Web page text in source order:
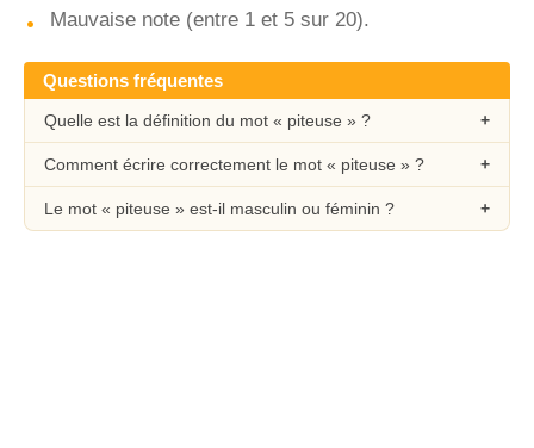
Mauvaise note (entre 1 et 5 sur 20).
Questions fréquentes
Quelle est la définition du mot « piteuse » ?
Comment écrire correctement le mot « piteuse » ?
Le mot « piteuse » est-il masculin ou féminin ?